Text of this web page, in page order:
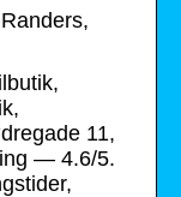
11,
— 4.6/5.